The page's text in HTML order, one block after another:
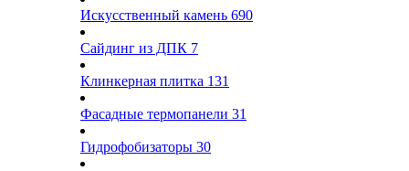
Искусственный камень 690
Сайдинг из ДПК 7
Клинкерная плитка 131
Фасадные термопанели 31
Гидрофобизаторы 30